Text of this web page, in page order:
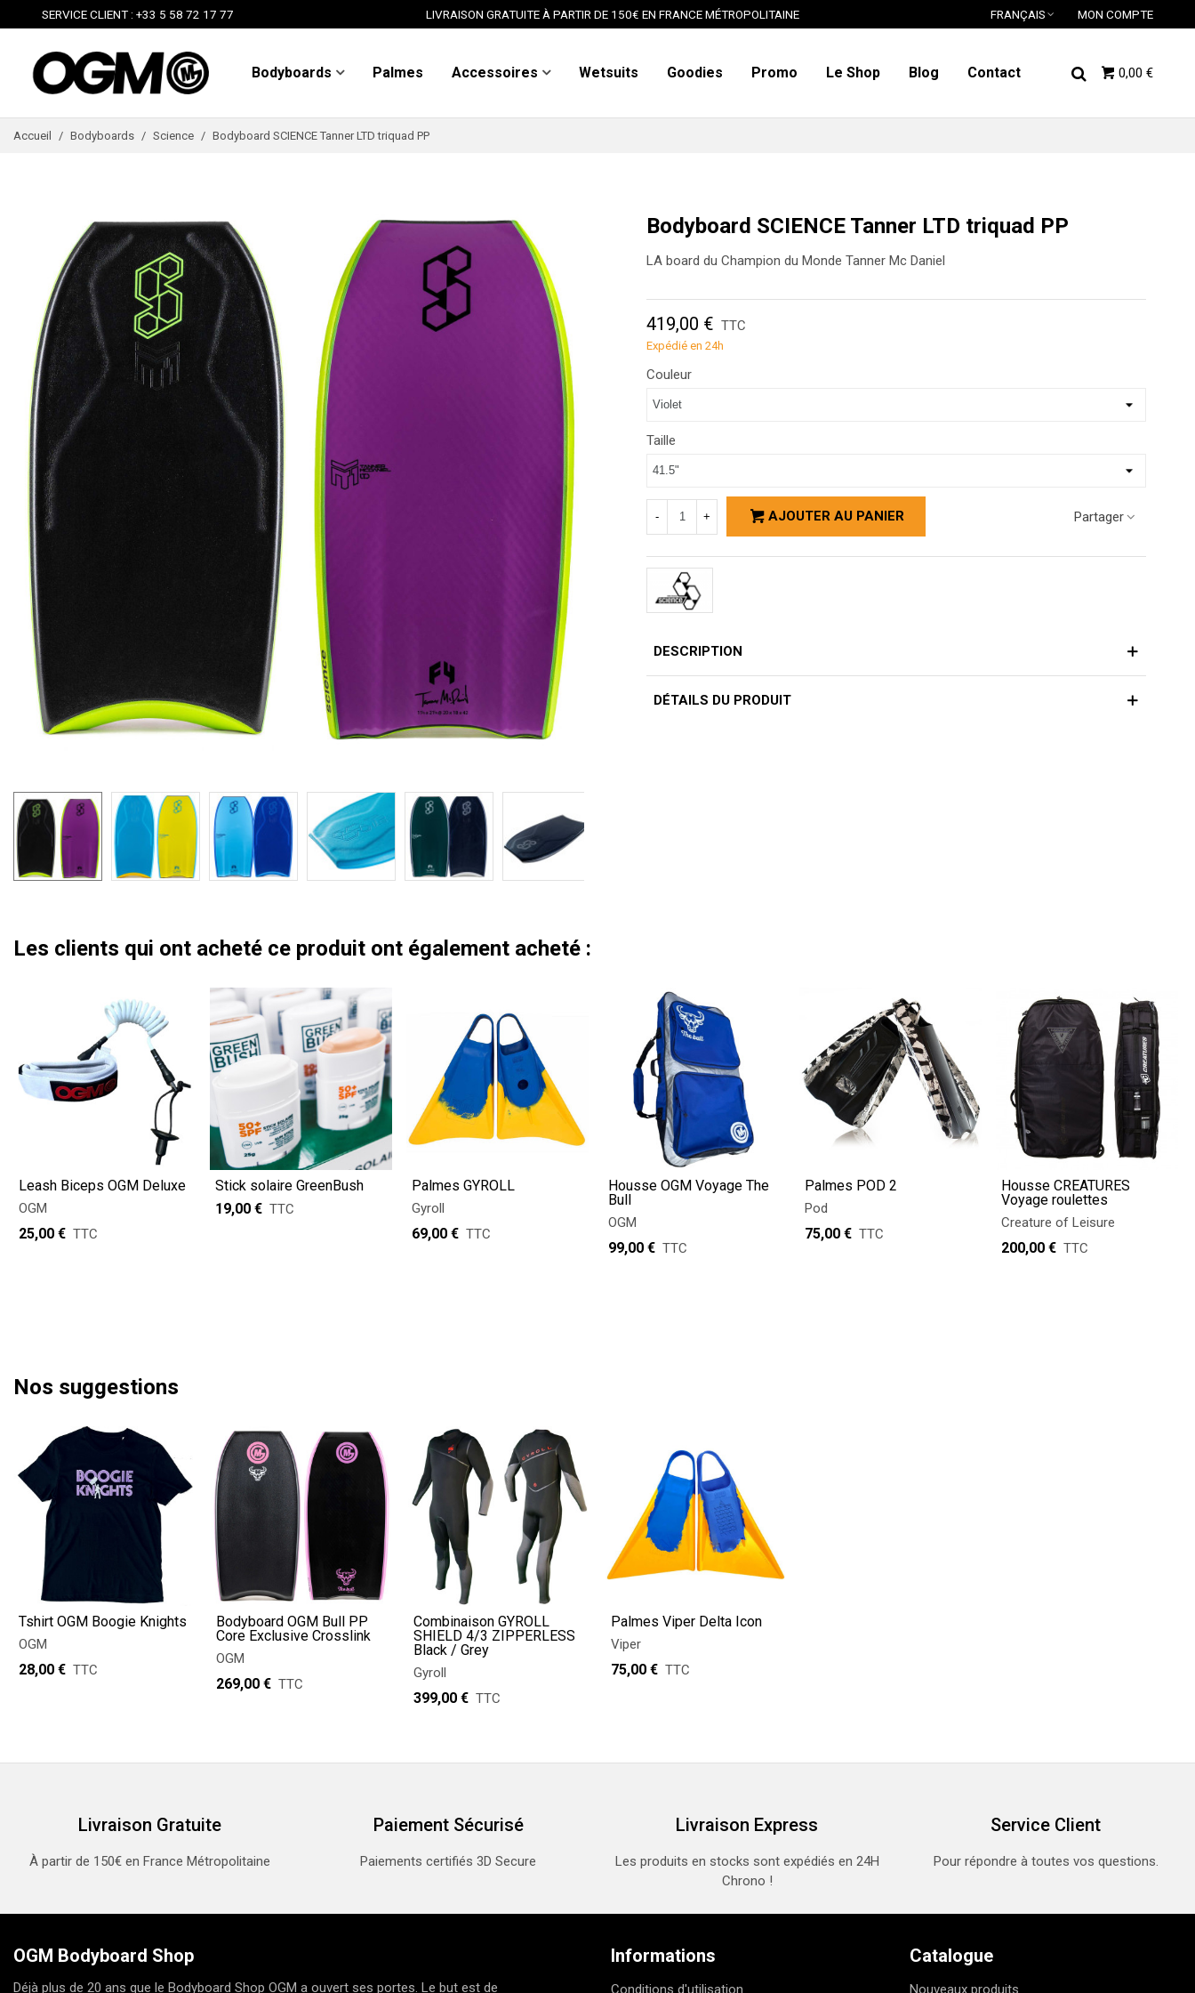
SERVICE CLIENT : +33 5 58 72 17 77 LIVRAISON GRATUITE À PARTIR DE 150€ EN FRANCE MÉTROPOLITAINE FRANÇAIS MON COMPTE
Bodyboards Palmes Accessoires Wetsuits Goodies Promo Le Shop Blog Contact 0,00 €
Accueil / Bodyboards / Science / Bodyboard SCIENCE Tanner LTD triquad PP
Bodyboard SCIENCE Tanner LTD triquad PP
LA board du Champion du Monde Tanner Mc Daniel
419,00 € TTC
Expédié en 24h
Couleur
Taille
- + AJOUTER AU PANIER Partager
DESCRIPTION
DÉTAILS DU PRODUIT
Les clients qui ont acheté ce produit ont également acheté :
Leash Biceps OGM Deluxe
OGM
25,00 € TTC
Stick solaire GreenBush
19,00 € TTC
Palmes GYROLL
Gyroll
69,00 € TTC
Housse OGM Voyage The
Bull
OGM
99,00 € TTC
Palmes POD 2
Pod
75,00 € TTC
Housse CREATURES
Voyage roulettes
Creature of Leisure
200,00 € TTC
Nos suggestions
Tshirt OGM Boogie Knights
OGM
28,00 € TTC
Bodyboard OGM Bull PP
Core Exclusive Crosslink
OGM
269,00 € TTC
Combinaison GYROLL
SHIELD 4/3 ZIPPERLESS
Black / Grey
Gyroll
399,00 € TTC
Palmes Viper Delta Icon
Viper
75,00 € TTC
Livraison Gratuite
À partir de 150€ en France Métropolitaine
Paiement Sécurisé
Paiements certifiés 3D Secure
Livraison Express
Les produits en stocks sont expédiés en 24H
Chrono !
Service Client
Pour répondre à toutes vos questions.
OGM Bodyboard Shop
Déjà plus de 20 ans que le Bodyboard Shop OGM a ouvert ses portes. Le but est de
Informations
Conditions d'utilisation
Catalogue
Nouveaux produits